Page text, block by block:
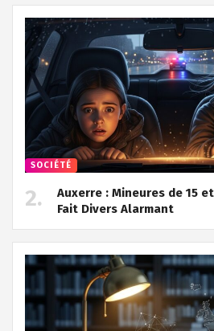
SOCIÉTÉ
Auxerre : Mineures de 15
Fait Divers Alarmant